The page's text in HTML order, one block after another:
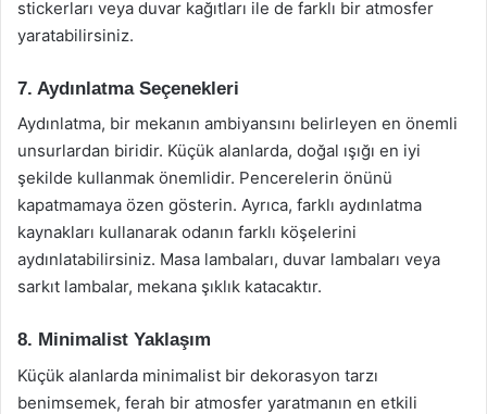
stickerları veya duvar kağıtları ile de farklı bir atmosfer
yaratabilirsiniz.
7. Aydınlatma Seçenekleri
Aydınlatma, bir mekanın ambiyansını belirleyen en önemli
unsurlardan biridir. Küçük alanlarda, doğal ışığı en iyi
şekilde kullanmak önemlidir. Pencerelerin önünü
kapatmamaya özen gösterin. Ayrıca, farklı aydınlatma
kaynakları kullanarak odanın farklı köşelerini
aydınlatabilirsiniz. Masa lambaları, duvar lambaları veya
sarkıt lambalar, mekana şıklık katacaktır.
8. Minimalist Yaklaşım
Küçük alanlarda minimalist bir dekorasyon tarzı
benimsemek, ferah bir atmosfer yaratmanın en etkili